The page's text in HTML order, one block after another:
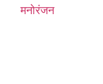
मनोरंजन